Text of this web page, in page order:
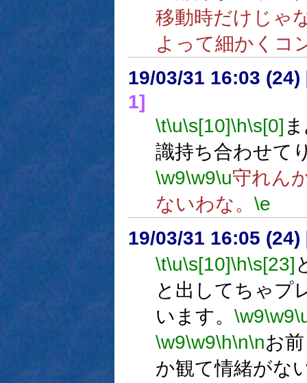
移動時だけじゃ
よって細かくコ
19/03/31 16:03 (24)
1]
\t\u\s[10]\h\s[0]
識持ち合わせて
\w9\w9\u守れん
ないわな。 \e
19/03/31 16:05 (24)
\t\u\s[10]\h\s[23]
と出してちゃプ
います。 \w9\w9
\w9\w9\h\n\nお
か観て情緒がな